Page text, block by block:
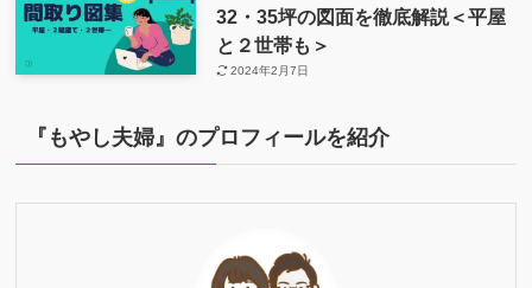
32・35坪の図面を徹底解説＜平屋
と２世帯も＞
2024年2月7日
『もやし夫婦』のプロフィールを紹介